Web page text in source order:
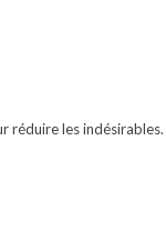
réduire les indésirables.